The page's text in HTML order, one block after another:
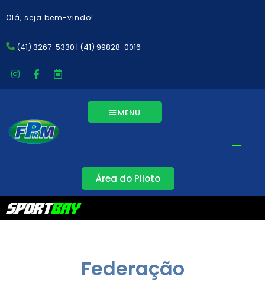
Olá, seja bem-vindo!
(41) 3267-5330 | (41) 99828-0016
MENU
Área do Piloto
Federação